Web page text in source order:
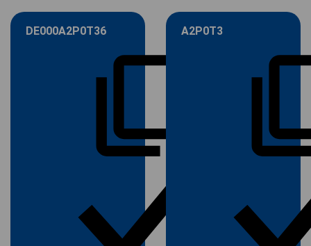
DE000A2P0T36 A2P0T3